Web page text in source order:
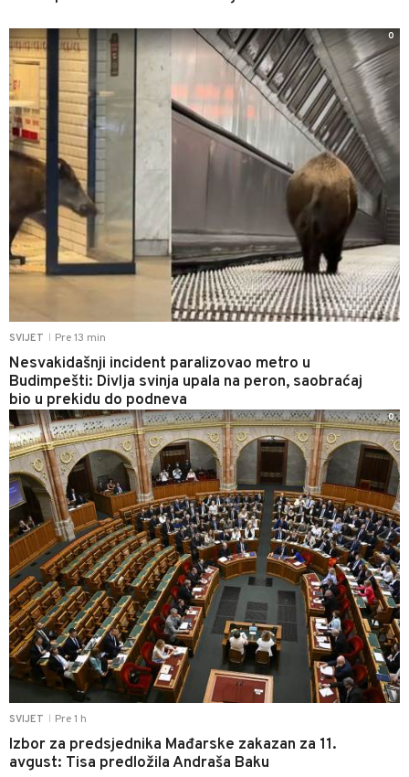
SVIJET Pre 13 min
Nesvakidašnji incident paralizovao metro u
Budimpešti: Divlja svinja upala na peron, saobraćaj
bio u prekidu do podneva
0
SVIJET Pre 1 h
Izbor za predsjednika Mađarske zakazan za 11.
avgust: Tisa predložila Andraša Baku
0